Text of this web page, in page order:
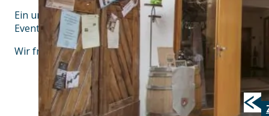
Ein uriger Kastanienbiergarten, top-moderne
Eventstadel und hauseigene Parkplätze runden das
Wir freuen uns auf Ihren Besuch!